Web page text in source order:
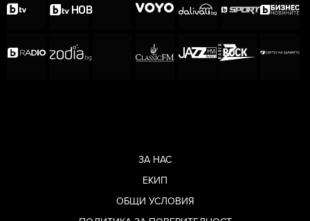
ЗА НАС
ЕКИП
ОБЩИ УСЛОВИЯ